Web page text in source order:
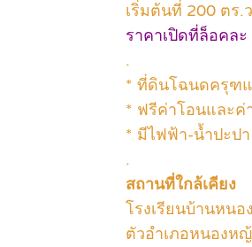
เริ่มต้นที่ 200 ตร.ว
ราคาเปิดที่ล็อคล
.
* ที่ดินโฉนดครุฑ
* ฟรีค่าโอนและค่
* มีไฟฟ้า-น้ำปะปา
.
สถานที่ใกล้เคียง
โรงเรียนบ้านหน
ตัวอำเภอหนองห